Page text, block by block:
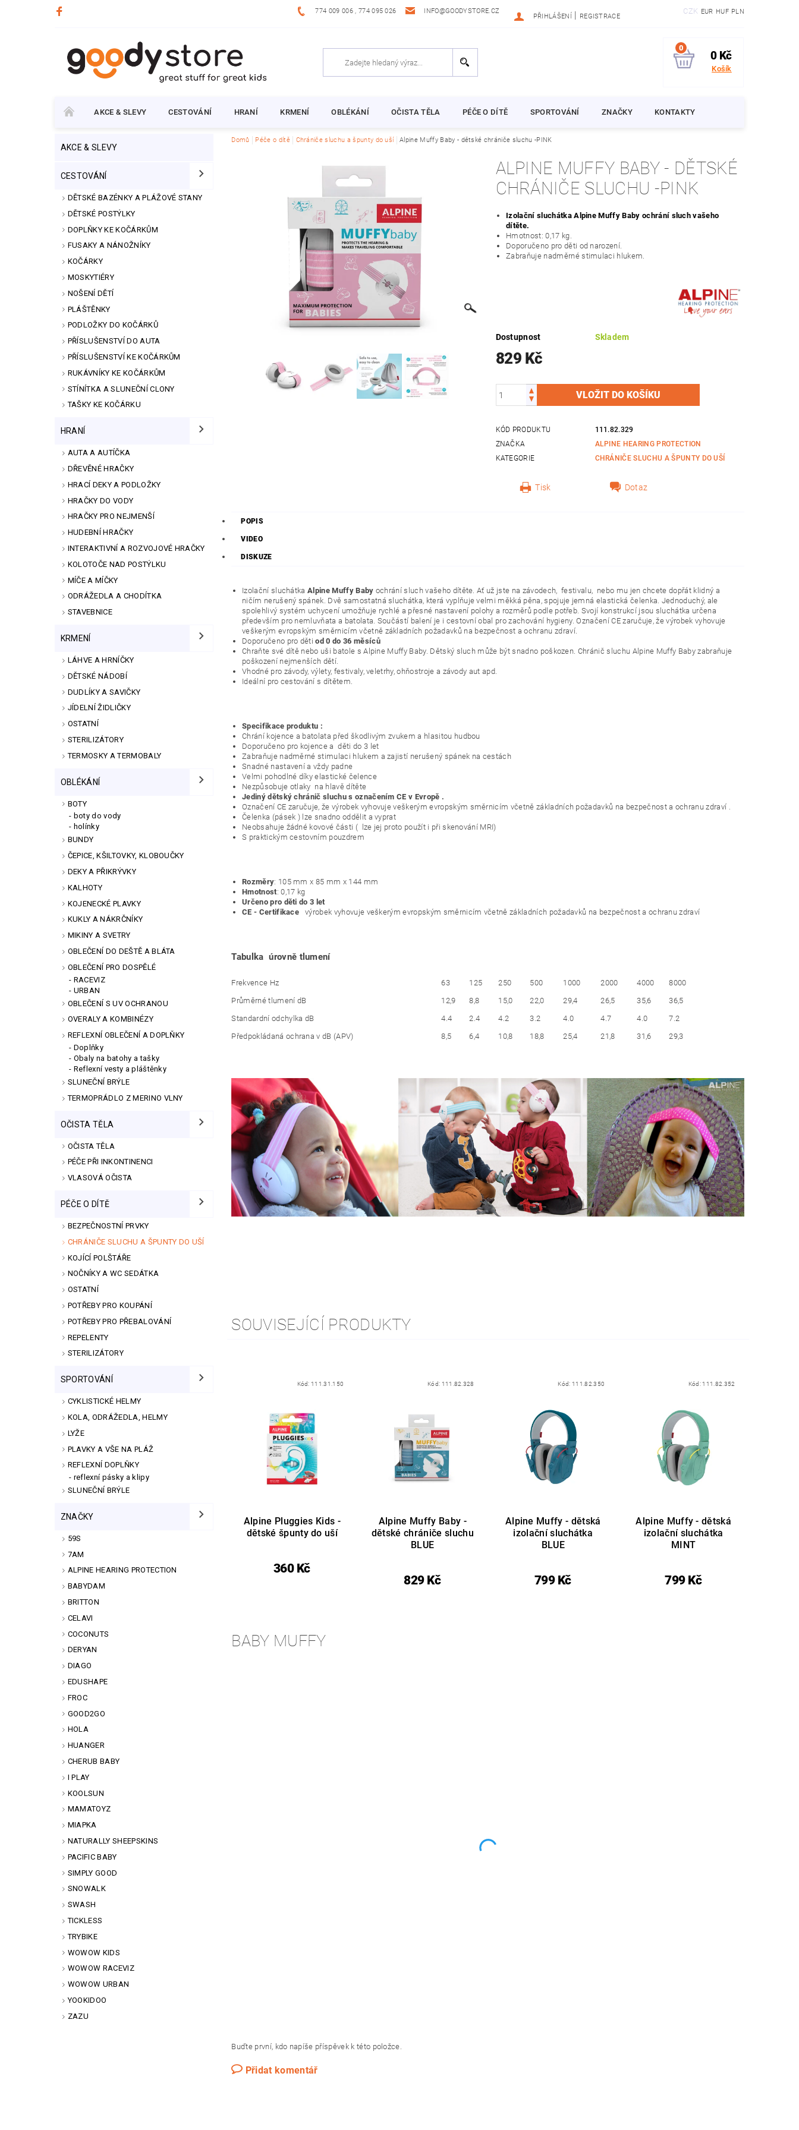
774 009 006 , 774 095 026 INFO@GOODYSTORE.CZ CZK EUR HUF PLN
PŘIHLÁŠENÍ | REGISTRACE
0
0 Kč
Košík
AKCE & SLEVY CESTOVÁNÍ HRANÍ KRMENÍ OBLÉKÁNÍ OČISTA TĚLA PÉČE O DÍTĚ SPORTOVÁNÍ ZNAČKY KONTAKTY
AKCE & SLEVY
CESTOVÁNÍ
DĚTSKÉ BAZÉNKY A PLÁŽOVÉ STANY
DĚTSKÉ POSTÝLKY
DOPLŇKY KE KOČÁRKŮM
FUSAKY A NÁNOŽNÍKY
KOČÁRKY
MOSKYTIÉRY
NOŠENÍ DĚTÍ
PLÁŠTĚNKY
PODLOŽKY DO KOČÁRKŮ
PŘÍSLUŠENSTVÍ DO AUTA
PŘÍSLUŠENSTVÍ KE KOČÁRKŮM
RUKÁVNÍKY KE KOČÁRKŮM
STÍNÍTKA A SLUNEČNÍ CLONY
TAŠKY KE KOČÁRKU
HRANÍ
AUTA A AUTÍČKA
DŘEVĚNÉ HRAČKY
HRACÍ DEKY A PODLOŽKY
HRAČKY DO VODY
HRAČKY PRO NEJMENŠÍ
HUDEBNÍ HRAČKY
INTERAKTIVNÍ A ROZVOJOVÉ HRAČKY
KOLOTOČE NAD POSTÝLKU
MÍČE A MÍČKY
ODRÁŽEDLA A CHODÍTKA
STAVEBNICE
KRMENÍ
LÁHVE A HRNÍČKY
DĚTSKÉ NÁDOBÍ
DUDLÍKY A SAVIČKY
JÍDELNÍ ŽIDLIČKY
OSTATNÍ
STERILIZÁTORY
TERMOSKY A TERMOBALY
OBLÉKÁNÍ
BOTY
boty do vody
holínky
BUNDY
ČEPICE, KŠILTOVKY, KLOBOUČKY
DEKY A PŘIKRÝVKY
KALHOTY
KOJENECKÉ PLAVKY
KUKLY A NÁKRČNÍKY
MIKINY A SVETRY
OBLEČENÍ DO DEŠTĚ A BLÁTA
OBLEČENÍ PRO DOSPĚLÉ
RACEVIZ
URBAN
OBLEČENÍ S UV OCHRANOU
OVERALY A KOMBINÉZY
REFLEXNÍ OBLEČENÍ A DOPLŇKY
Doplňky
Obaly na batohy a tašky
Reflexní vesty a pláštěnky
SLUNEČNÍ BRÝLE
TERMOPRÁDLO Z MERINO VLNY
OČISTA TĚLA
OČISTA TĚLA
PÉČE PŘI INKONTINENCI
VLASOVÁ OČISTA
PÉČE O DÍTĚ
BEZPEČNOSTNÍ PRVKY
CHRÁNIČE SLUCHU A ŠPUNTY DO UŠÍ
KOJÍCÍ POLŠTÁŘE
NOČNÍKY A WC SEDÁTKA
OSTATNÍ
POTŘEBY PRO KOUPÁNÍ
POTŘEBY PRO PŘEBALOVÁNÍ
REPELENTY
STERILIZÁTORY
SPORTOVÁNÍ
CYKLISTICKÉ HELMY
KOLA, ODRÁŽEDLA, HELMY
LYŽE
PLAVKY A VŠE NA PLÁŽ
REFLEXNÍ DOPLŇKY
reflexní pásky a klipy
SLUNEČNÍ BRÝLE
ZNAČKY
59S
7AM
ALPINE HEARING PROTECTION
BABYDAM
BRITTON
CELAVI
COCONUTS
DERYAN
DIAGO
EDUSHAPE
FROC
GOOD2GO
HOLA
HUANGER
CHERUB BABY
I PLAY
KOOLSUN
MAMATOYZ
MIAPKA
NATURALLY SHEEPSKINS
PACIFIC BABY
SIMPLY GOOD
SNOWALK
SWASH
TICKLESS
TRYBIKE
WOWOW KIDS
WOWOW RACEVIZ
WOWOW URBAN
YOOKIDOO
ZAZU
Domů Péče o dítě Chrániče sluchu a špunty do uší Alpine Muffy Baby - dětské chrániče sluchu -PINK
ALPINE MUFFY BABY - DĚTSKÉ
CHRÁNIČE SLUCHU -PINK
Izolační sluchátka Alpine Muffy Baby ochrání sluch vašeho
dítěte.
Hmotnost: 0,17 kg.
Doporučeno pro děti od narození.
Zabraňuje nadměrné stimulaci hlukem.
Dostupnost Skladem
829 Kč
KÓD PRODUKTU
111.82.329
ZNAČKA
ALPINE HEARING PROTECTION
KATEGORIE
CHRÁNIČE SLUCHU A ŠPUNTY DO UŠÍ
Tisk Dotaz
POPIS
VIDEO
DISKUZE
Izolační sluchátka Alpine Muffy Baby ochrání sluch vašeho dítěte. Ať už jste na závodech, festivalu, nebo mu jen chcete dopřát klidný a
ničím nerušený spánek. Dvě samostatná sluchátka, která vyplňuje velmi měkká pěna, spojuje jemná elastická čelenka. Jednoduchý, ale
spolehlivý systém uchycení umožňuje rychlé a přesné nastavení polohy a rozměrů podle potřeb. Svojí konstrukcí jsou sluchátka určena
především pro nemluvňata a batolata. Součástí balení je i cestovní obal pro zachování hygieny. Označení CE zaručuje, že výrobek vyhovuje
veškerým evropským směrnicím včetně základních požadavků na bezpečnost a ochranu zdraví.
Doporučeno pro dětiod 0 do 36 měsíců
Chraňte své dítě nebo uši batole s Alpine Muffy Baby. Dětský sluch může být snadno poškozen. Chránič sluchu Alpine Muffy Baby zabraňuje
poškození nejmenších dětí.
Vhodné pro závody, výlety, festivaly, veletrhy, ohňostroje a závody aut apd.
Ideální pro cestování s dítětem.
Specifikace produktu :
Chrání kojence a batolata před škodlivým zvukem a hlasitou hudbou
Doporučeno pro kojence a děti do 3 let
Zabraňuje nadměrné stimulaci hlukem a zajistí nerušený spánek na cestách
Snadné nastavení a vždy padne
Velmi pohodlné díky elastické čelence
Nezpůsobuje otlaky na hlavě dítěte
Jediný dětský chránič sluchu s označením CE v Evropě .
Označení CE zaručuje, že výrobek vyhovuje veškerým evropským směrnicím včetně základních požadavků na bezpečnost a ochranu zdraví .
Čelenka (pásek ) lze snadno oddělit a vyprat
Neobsahuje žádné kovové části ( lze jej proto použít i při skenování MRI)
S praktickým cestovním pouzdrem
Rozměry: 105 mm x 85 mm x 144 mm
Hmotnost: 0,17 kg
Určeno pro děti do 3 let
CE - Certifikacevýrobek vyhovuje veškerým evropským směrnicím včetně základních požadavků na bezpečnost a ochranu zdraví
Tabulka úrovně tlumení
Frekvence Hz 63 125 250 500 1000 2000 4000
8000
Průměrné tlumení dB
12,9 8,8 15,0 22,0 29,4 26,5 35,6
36,5
Standardní odchylka dB
4.4 2.4 4.2 3.2 4.0 4.7 4.0
7.2
Předpokládaná ochrana v dB (APV)
8,5 6,4 10,8 18,8 25,4 21,8 31,6 29,3
SOUVISEJÍCÍ PRODUKTY
Kód: 111.31.150
Alpine Pluggies Kids -
dětské špunty do uší
360 Kč
Kód: 111.82.328
Alpine Muffy Baby -
dětské chrániče sluchu
BLUE
829 Kč
Kód: 111.82.350
Alpine Muffy - dětská
izolační sluchátka
BLUE
799 Kč
Kód: 111.82.352
Alpine Muffy - dětská
izolační sluchátka
MINT
799 Kč
BABY MUFFY
Buďte první, kdo napíše příspěvek k této položce.
Přidat komentář